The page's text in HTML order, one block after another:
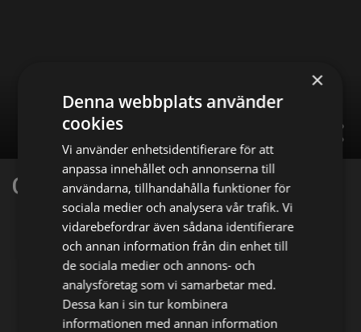
share
Cathy Meils
Facebook X E-postadress
×
Denna webbplats använder
cookies
Vi använder enhetsidentifierare för att
anpassa innehållet och annonserna till
användarna, tillhandahålla funktioner för
sociala medier och analysera vår trafik. Vi
vidarebefordrar även sådana identifierare
och annan information från din enhet till
de sociala medier och annons- och
analysföretag som vi samarbetar med.
Dessa kan i sin tur kombinera
informationen med annan information